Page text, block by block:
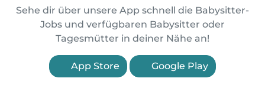
Sehe dir über unsere App schnell die Babysitter-
Jobs und verfügbaren Babysitter oder
Tagesmütter in deiner Nähe an!
App Store Google Play